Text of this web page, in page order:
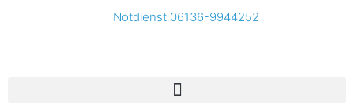
Notdienst 06136-9944252